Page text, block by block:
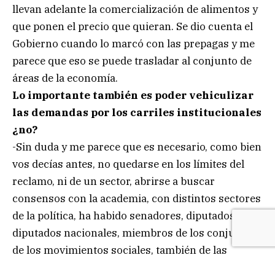
llevan adelante la comercialización de alimentos y
que ponen el precio que quieran. Se dio cuenta el
Gobierno cuando lo marcó con las prepagas y me
parece que eso se puede trasladar al conjunto de
áreas de la economía.
Lo importante también es poder vehiculizar
las demandas por los carriles institucionales
¿no?
-Sin duda y me parece que es necesario, como bien
vos decías antes, no quedarse en los límites del
reclamo, ni de un sector, abrirse a buscar
consensos con la academia, con distintos sectores
de la política, ha habido senadores, diputados,
diputados nacionales, miembros de los conjuntos
de los movimientos sociales, también de las